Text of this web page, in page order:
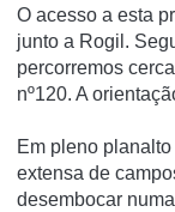
O acesso a esta
junto a Rogil.
percorremos
nº120. A
Em pleno
extensa de
desembocar